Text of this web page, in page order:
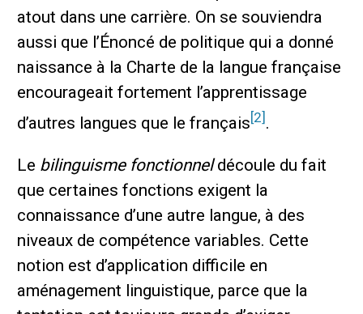
atout dans une carrière. On se souviendra
aussi que l’Énoncé de politique qui a donné
naissance à la Charte de la langue française
encourageait fortement l’apprentissage
d’autres langues que le français [2] .
Le bilinguisme fonctionneldécoule du fait
que certaines fonctions exigent la
connaissance d’une autre langue, à des
niveaux de compétence variables. Cette
notion est d’application difficile en
aménagement linguistique, parce que la